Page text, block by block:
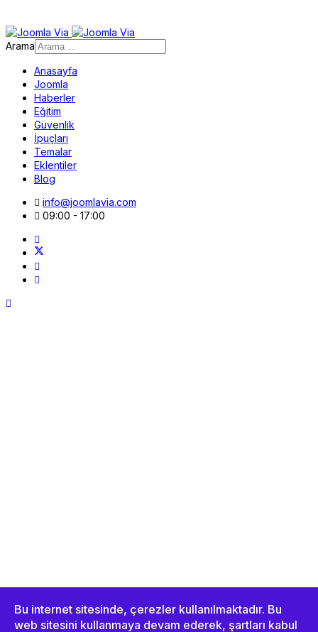
Arama
Anasayfa
Joomla
Haberler
Eğitim
Güvenlik
İpuçları
Temalar
Eklentiler
Blog
info@joomlavia.com
09:00 - 17:00
Bu internet sitesinde, çerezler kullanılmaktadır. Bu
web sitesini kullanmaya devam ederek, şartları kabul